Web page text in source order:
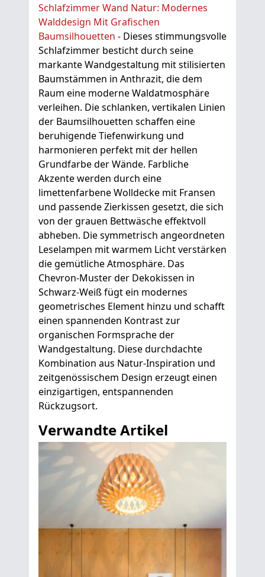
Schlafzimmer Wand Natur: Modernes
Walddesign Mit Grafischen
Baumsilhouetten - Dieses stimmungsvolle
Schlafzimmer besticht durch seine
markante Wandgestaltung mit stilisierten
Baumstämmen in Anthrazit, die dem
Raum eine moderne Waldatmosphäre
verleihen. Die schlanken, vertikalen Linien
der Baumsilhouetten schaffen eine
beruhigende Tiefenwirkung und
harmonieren perfekt mit der hellen
Grundfarbe der Wände. Farbliche
Akzente werden durch eine
limettenfarbene Wolldecke mit Fransen
und passende Zierkissen gesetzt, die sich
von der grauen Bettwäsche effektvoll
abheben. Die symmetrisch angeordneten
Leselampen mit warmem Licht verstärken
die gemütliche Atmosphäre. Das
Chevron-Muster der Dekokissen in
Schwarz-Weiß fügt ein modernes
geometrisches Element hinzu und schafft
einen spannenden Kontrast zur
organischen Formsprache der
Wandgestaltung. Diese durchdachte
Kombination aus Natur-Inspiration und
zeitgenössischem Design erzeugt einen
einzigartigen, entspannenden
Rückzugsort.
Verwandte Artikel